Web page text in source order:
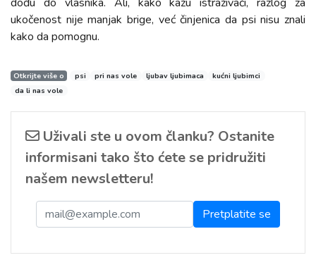
ukočenost nije manjak brige, već činjenica da psi nisu znali
kako da pomognu.
Otkrijte više o psi pri nas vole ljubav ljubimaca
kućni ljubimci
da li nas vole
Uživali ste u ovom članku? Ostanite
informisani tako što ćete se pridružiti
našem newsletteru!